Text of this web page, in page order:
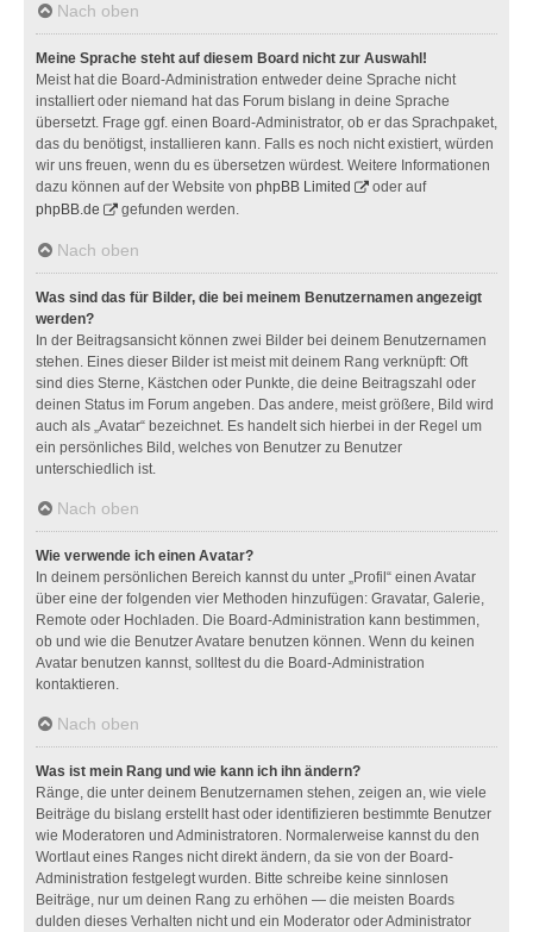
Nach oben
Meine Sprache steht auf diesem Board nicht zur Auswahl!
Meist hat die Board-Administration entweder deine Sprache nicht
installiert oder niemand hat das Forum bislang in deine Sprache
übersetzt. Frage ggf. einen Board-Administrator, ob er das Sprachpaket,
das du benötigst, installieren kann. Falls es noch nicht existiert, würden
wir uns freuen, wenn du es übersetzen würdest. Weitere Informationen
dazu können auf der Website von phpBB Limited
oder auf
phpBB.de
gefunden werden.
Nach oben
Was sind das für Bilder, die bei meinem Benutzernamen angezeigt
werden?
In der Beitragsansicht können zwei Bilder bei deinem Benutzernamen
stehen. Eines dieser Bilder ist meist mit deinem Rang verknüpft: Oft
sind dies Sterne, Kästchen oder Punkte, die deine Beitragszahl oder
deinen Status im Forum angeben. Das andere, meist größere, Bild wird
auch als „Avatar“ bezeichnet. Es handelt sich hierbei in der Regel um
ein persönliches Bild, welches von Benutzer zu Benutzer
unterschiedlich ist.
Nach oben
Wie verwende ich einen Avatar?
In deinem persönlichen Bereich kannst du unter „Profil“ einen Avatar
über eine der folgenden vier Methoden hinzufügen: Gravatar, Galerie,
Remote oder Hochladen. Die Board-Administration kann bestimmen,
ob und wie die Benutzer Avatare benutzen können. Wenn du keinen
Avatar benutzen kannst, solltest du die Board-Administration
kontaktieren.
Nach oben
Was ist mein Rang und wie kann ich ihn ändern?
Ränge, die unter deinem Benutzernamen stehen, zeigen an, wie viele
Beiträge du bislang erstellt hast oder identifizieren bestimmte Benutzer
wie Moderatoren und Administratoren. Normalerweise kannst du den
Wortlaut eines Ranges nicht direkt ändern, da sie von der Board-
Administration festgelegt wurden. Bitte schreibe keine sinnlosen
Beiträge, nur um deinen Rang zu erhöhen — die meisten Boards
dulden dieses Verhalten nicht und ein Moderator oder Administrator